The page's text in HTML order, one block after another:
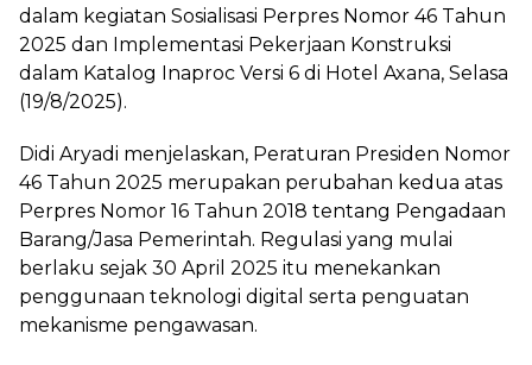
dalam kegiatan Sosialisasi Perpres Nomor 46 Tahun
2025 dan Implementasi Pekerjaan Konstruksi
dalam Katalog Inaproc Versi 6 di Hotel Axana, Selasa
(19/8/2025).
Didi Aryadi menjelaskan, Peraturan Presiden Nomor
46 Tahun 2025 merupakan perubahan kedua atas
Perpres Nomor 16 Tahun 2018 tentang Pengadaan
Barang/Jasa Pemerintah. Regulasi yang mulai
berlaku sejak 30 April 2025 itu menekankan
penggunaan teknologi digital serta penguatan
mekanisme pengawasan.